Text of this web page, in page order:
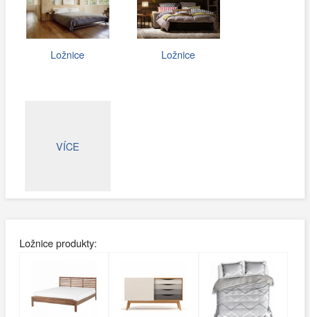
Ložnice Ložnice
VÍCE
Ložnice produkty: